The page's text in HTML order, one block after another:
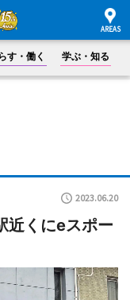
す・働く 学ぶ・知る
2023.06.20
近くにeスポー